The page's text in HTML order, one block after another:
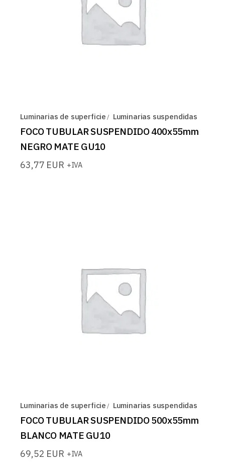
Luminarias de superficie Luminarias suspendidas
FOCO TUBULAR SUSPENDIDO 400x55mm
NEGRO MATE GU10
63,77 EUR +IVA
Luminarias de superficie Luminarias suspendidas
FOCO TUBULAR SUSPENDIDO 500x55mm
BLANCO MATE GU10
69,52 EUR +IVA